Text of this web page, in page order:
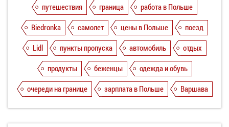
путешествия
граница
работа в Польше
Biedronka
самолет цены в Польше
поезд
Lidl
пункты пропуска автомобиль
отдых
продукты
беженцы
одежда и обувь
очереди на границе
зарплата в Польше Варшава